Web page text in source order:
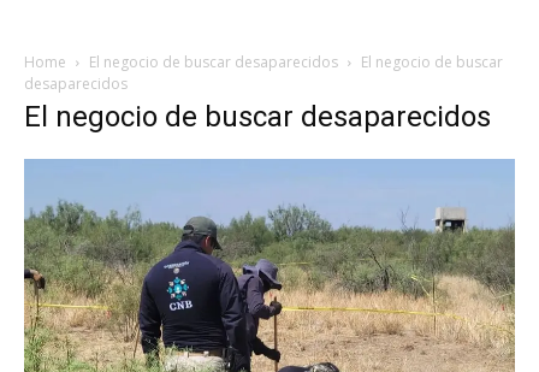
Home El negocio de buscar desaparecidos
El negocio de buscar
desaparecidos
El negocio de buscar desaparecidos